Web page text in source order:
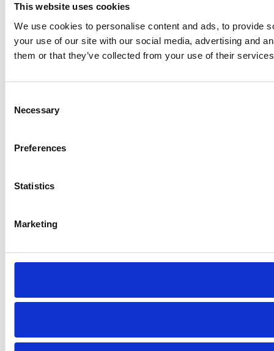
This website uses cookies
We use cookies to personalise content and ads, to provide
your use of our site with our social media, advertising and
them or that they’ve collected from your use of their
Selection
Necessary
Preferences
Statistics
Marketing